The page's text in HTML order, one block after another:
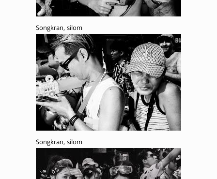
Songkran, silom
Songkran, silom